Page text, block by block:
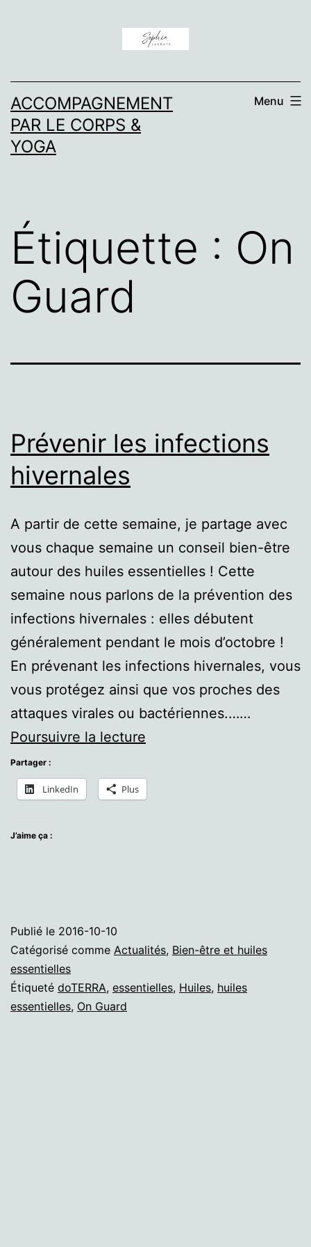
ACCOMPAGNEMENT
PAR LE CORPS &
YOGA
Menu
Étiquette : On
Guard
Prévenir les infections
hivernales
A partir de cette semaine, je partage avec
vous chaque semaine un conseil bien-être
autour des huiles essentielles ! Cette
semaine nous parlons de la prévention des
infections hivernales : elles débutent
généralement pendant le mois d’octobre !
En prévenant les infections hivernales, vous
vous protégez ainsi que vos proches des
attaques virales ou bactériennes.……
Poursuivre la lecture
infections
Partager :
LinkedIn Plus
J’aime ça :
Publié le 2016-10-10
Catégorisé comme Actualités, Bien-être et huiles
essentielles
Étiqueté doTERRA, essentielles, Huiles, huiles
essentielles, On Guard